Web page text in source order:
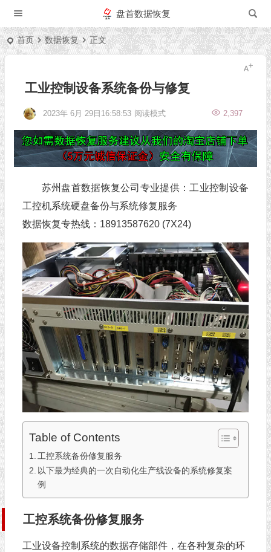
盘首数据恢复
首页 数据恢复 正文
工业控制设备系统备份与修复
2023年 6月 29日16:58:53 2,397
阅读模式
苏州盘首数据恢复公司专业提供：工业控制设备
工控机系统硬盘备份与系统修复服务
数据恢复专热线：18913587620 (7X24)
Table of Contents
工控系统备份修复服务
以下最为经典的一次自动化生产线设备的系统修复案
例
工控系统备份修复服务
工业设备控制系统的数据存储部件，在各种复杂的环